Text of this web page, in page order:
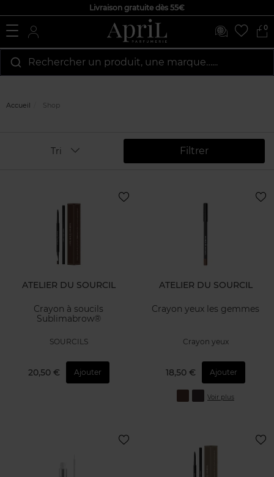
Livraison gratuite dès 55€
0
Rechercher un produit, une marque…...
Accueil Shop
Filtrer
Tri
ATELIER DU SOURCIL
Crayon à soucils
Sublimabrow®
SOURCILS
20,50 € Ajouter
ATELIER DU SOURCIL
Crayon yeux les gemmes
Crayon yeux
18,50 € Ajouter
Voir plus